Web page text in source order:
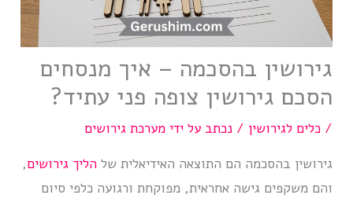
גירושין בהסכמה – איך מנסחים
הסכם גירושין צופה פני עתיד?
/כלים לגירושין / נכתב על ידימערכת גירושים
גירושין בהסכמה הם התוצאה האידיאלית שלהליך גירושים,
והם משקפים גישה אחראית, מפוקחת ורגועה כלפי סיום